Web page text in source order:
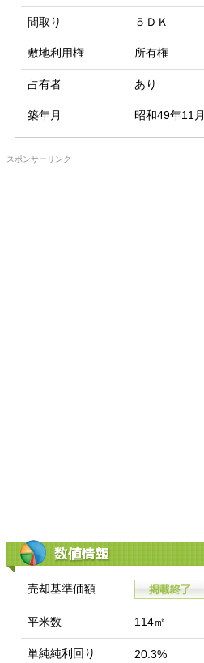
間取り ５ＤＫ
敷地利用権 所有権
占有者 あり
築年月 昭和49年11月
スポンサーリンク
数値情報
売却基準価額
平米数 114㎡
単純純利回り 20.3%